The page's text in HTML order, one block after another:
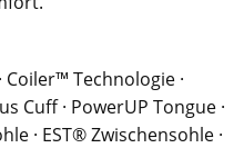
Coiler™ Technologie ·
Cuff · PowerUP Tongue ·
· EST® Zwischensohle ·